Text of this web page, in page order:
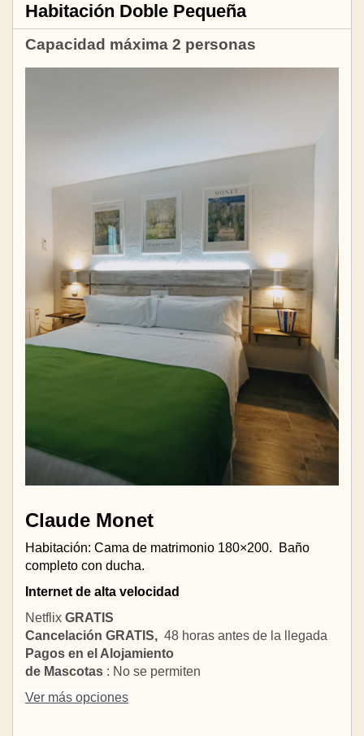
Habitación Doble Pequeña
Capacidad máxima 2 personas
Claude Monet
Habitación: Cama de matrimonio 180×200.
Baño
completo con ducha.
Internet de alta velocidad
Netflix GRATIS
Cancelación GRATIS, 48 horas antes de la llegada
Pagos en el Alojamiento
de Mascotas : No se permiten
Ver más opciones